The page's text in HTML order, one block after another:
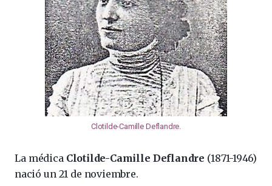
Clotilde-Camille Deflandre.
La médica Clotilde-Camille Deflandre (1871-1946)
nació un 21 de noviembre.